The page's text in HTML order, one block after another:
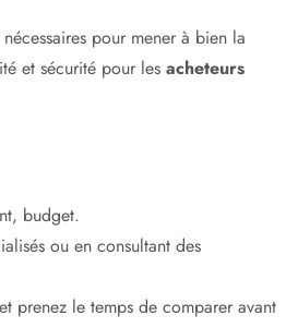
pour mener à bien la
et sécurité pour lesacheteurs
budget.
ou en consultant des
prenez le temps de comparer avant